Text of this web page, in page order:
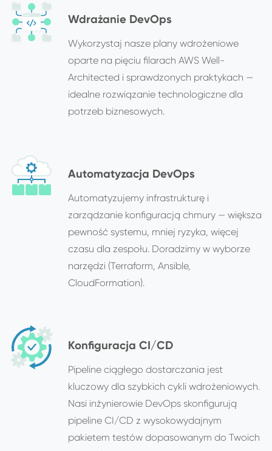
Wdrażanie DevOps
Wykorzystaj nasze plany wdrożeniowe
oparte na pięciu filarach AWS Well-
Architected i sprawdzonych praktykach —
idealne rozwiązanie technologiczne dla
potrzeb biznesowych.
Automatyzacja DevOps
Automatyzujemy infrastrukturę i
zarządzanie konfiguracją chmury — większa
pewność systemu, mniej ryzyka, więcej
czasu dla zespołu. Doradzimy w wyborze
narzędzi (Terraform, Ansible,
CloudFormation).
Konfiguracja CI/CD
Pipeline ciągłego dostarczania jest
kluczowy dla szybkich cykli wdrożeniowych.
Nasi inżynierowie DevOps skonfigurują
pipeline CI/CD z wysokowydajnym
pakietem testów dopasowanym do Twoich